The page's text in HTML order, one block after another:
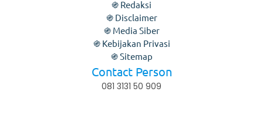
֍ Redaksi
֍ Disclaimer
֍ Media Siber
֍ Kebijakan Privasi
֍ Sitemap
Contact Person
081 3131 50 909